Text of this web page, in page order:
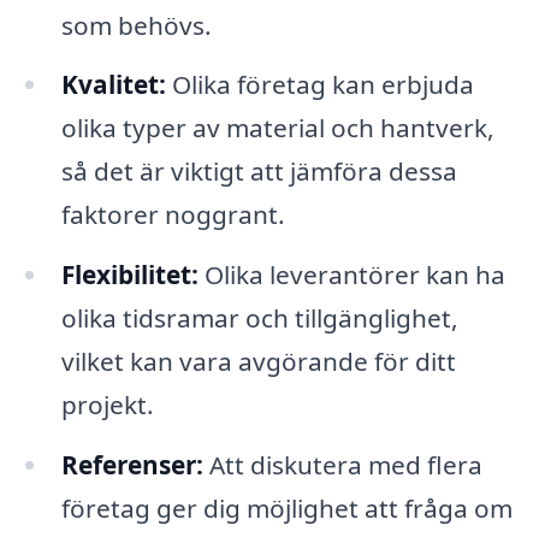
som behövs.
Kvalitet: Olika företag kan erbjuda
olika typer av material och hantverk,
så det är viktigt att jämföra dessa
faktorer noggrant.
Flexibilitet: Olika leverantörer kan ha
olika tidsramar och tillgänglighet,
vilket kan vara avgörande för ditt
projekt.
Referenser: Att diskutera med flera
företag ger dig möjlighet att fråga om